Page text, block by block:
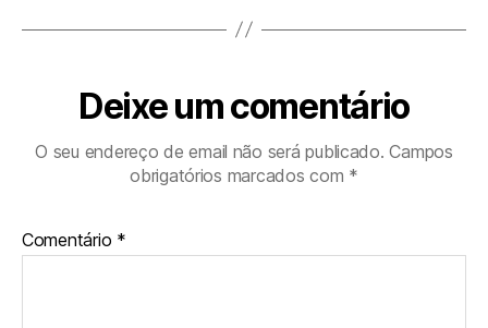
Deixe um comentário
O seu endereço de email não será publicado. Campos
obrigatórios marcados com *
Comentário *